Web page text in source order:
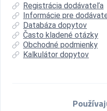
Registrácia dodávateľa
Informácie pre
Databáza dopytov
Často kladené otázky
Obchodné podmienky
Kalkulátor dopytov